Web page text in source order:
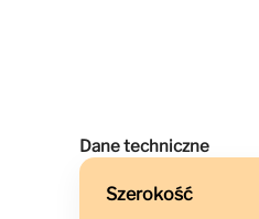
Dane techniczne
Szerokość